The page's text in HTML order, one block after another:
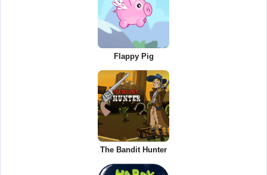
Flappy Pig
The Bandit Hunter